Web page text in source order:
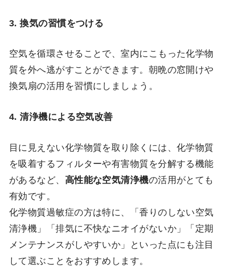
3.換気の習慣をつける
空気を循環させることで、室内にこもった化学物
質を外へ逃がすことができます。朝晩の窓開けや
換気扇の活用を習慣にしましょう。
4. 清浄機による空気改善
目に見えない化学物質を取り除くには、化学物質
を吸着するフィルターや有害物質を分解する機能
があるなど、 高性能な空気清浄機の活用がとても
有効です。
化学物質過敏症の方は特に、「香りのしない空気
清浄機」「排気に不快なニオイがないか」「定期
メンテナンスがしやすいか」といった点にも注目
して選ぶことをおすすめします。